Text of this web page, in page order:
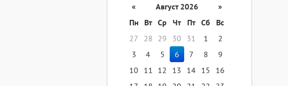
« Август 2026
»
Пн
Вт Ср Чт Пт Сб
Вс
27
28 29 30 31 1
2
3
4 5 6 7 8
9
10
11 12 13 14 15
16